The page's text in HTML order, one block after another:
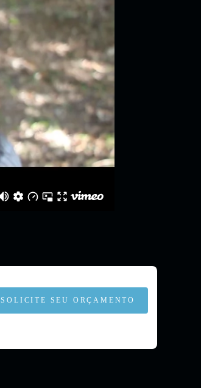
SOLICITE SEU ORÇAMENTO